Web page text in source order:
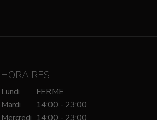
HORAIRES
Lundi
FERME
Mardi
14:00 - 23:00